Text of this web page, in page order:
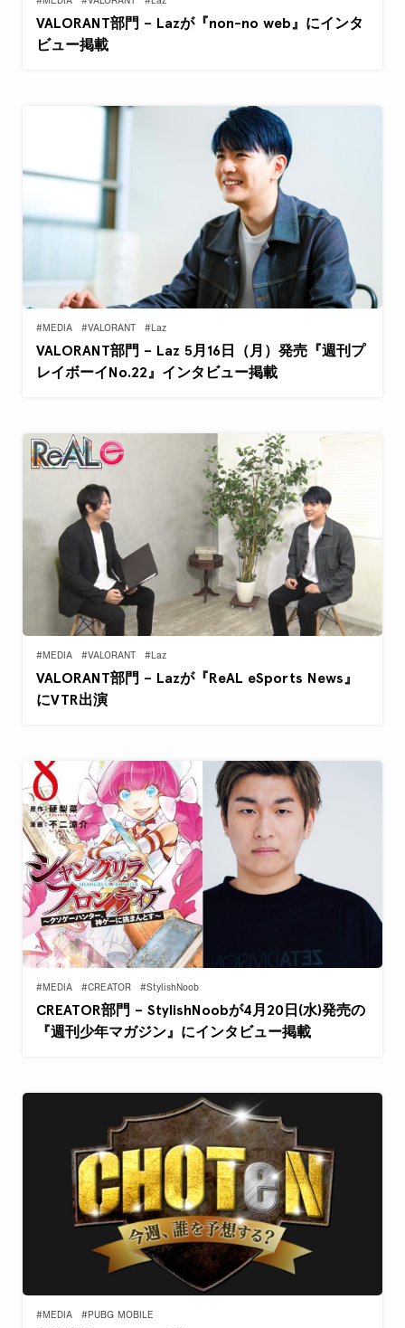
VALORANT部門 – Lazが『non-no web』にインタ
ビュー掲載
#MEDIA #VALORANT #Laz
VALORANT部門 – Laz 5月16日（月）発売『週刊プ
レイボーイNo.22』インタビュー掲載
#MEDIA #VALORANT #Laz
VALORANT部門 – Lazが『ReAL eSports News』
にVTR出演
#MEDIA #CREATOR #StylishNoob
CREATOR部門 – StylishNoobが4月20日(水)発売の
『週刊少年マガジン』にインタビュー掲載
#MEDIA #PUBG MOBILE